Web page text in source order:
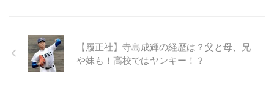
【履正社】寺島成輝の経歴は？父と母、兄
や妹も！高校ではヤンキー！？